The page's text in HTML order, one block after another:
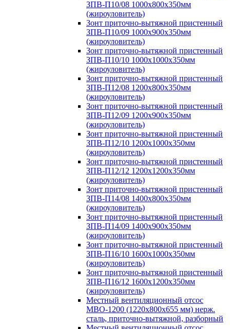
ЗПВ-П10/08 1000х800х350мм
(жироуловитель)
Зонт приточно-вытяжной пристенный
ЗПВ-П10/09 1000х900х350мм
(жироуловитель)
Зонт приточно-вытяжной пристенный
ЗПВ-П10/10 1000х1000х350мм
(жироуловитель)
Зонт приточно-вытяжной пристенный
ЗПВ-П12/08 1200х800х350мм
(жироуловитель)
Зонт приточно-вытяжной пристенный
ЗПВ-П12/09 1200х900х350мм
(жироуловитель)
Зонт приточно-вытяжной пристенный
ЗПВ-П12/10 1200х1000х350мм
(жироуловитель)
Зонт приточно-вытяжной пристенный
ЗПВ-П12/12 1200х1200х350мм
(жироуловитель)
Зонт приточно-вытяжной пристенный
ЗПВ-П14/08 1400х800х350мм
(жироуловитель)
Зонт приточно-вытяжной пристенный
ЗПВ-П14/09 1400х900х350мм
(жироуловитель)
Зонт приточно-вытяжной пристенный
ЗПВ-П16/10 1600х1000х350мм
(жироуловитель)
Зонт приточно-вытяжной пристенный
ЗПВ-П16/12 1600х1200х350мм
(жироуловитель)
Местный вентиляционный отсос
МВО-1200 (1220х800х655 мм) нерж.
сталь, приточно-вытяжной, разборный